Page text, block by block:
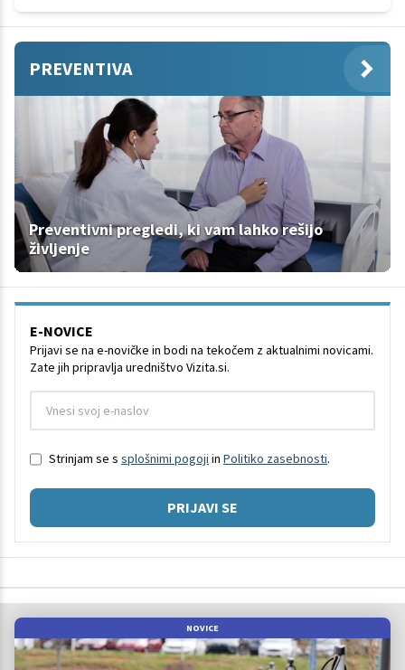
PREVENTIVA
Preventivni pregledi, ki vam lahko rešijo
življenje
E-NOVICE
Prijavi se na e-novičke in bodi na tekočem z aktualnimi novicami.
Zate jih pripravlja uredništvo Vizita.si.
Strinjam se s splošnimi pogoji in Politiko zasebnosti.
PRIJAVI SE
NOVICE